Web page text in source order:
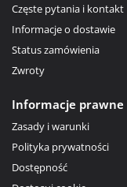
Częste pytania i kontakt
Informacje o dostawie
Status zamówienia
Zwroty
Informacje prawne
Zasady i warunki
Polityka prywatności
Dostępność